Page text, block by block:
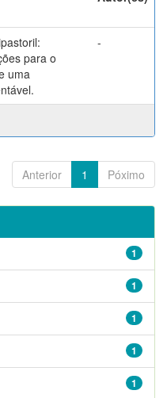
para o
uma
-
Anterior 1 Póximo
1
1
1
1
1